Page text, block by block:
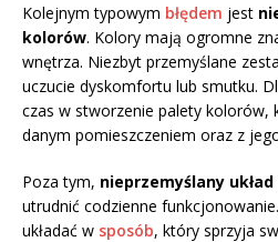
Kolejnym typowym błędem jest
kolorów. Kolory mają ogromne
wnętrza. Niezbyt przemyślane
uczucie dyskomfortu lub smutku.
czas w stworzenie palety kolorów,
danym pomieszczeniem oraz z
Poza tym, nieprzemyślany
utrudnić codzienne
układać w sposób, który sprzyja